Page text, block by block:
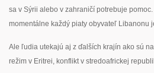
sa v Sýrii alebo v zahraničí potrebuje
momentálne každý piaty obyvateľ Libanonu
Ale ľudia utekajú aj z ďalších krajín ako sú
režim v Eritrei, konflikt v stredoafrickej